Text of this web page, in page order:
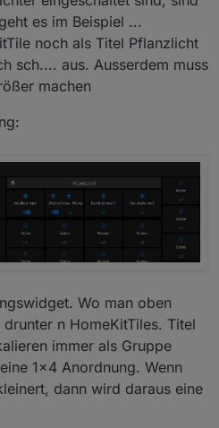
es im Beispiel ...
noch als Titel Pflanzlicht
sch.... aus. Ausserdem muss
machen
Wo man oben
n HomeKitTiles. Titel
immer als Gruppe
1x4 Anordnung. Wenn
dann wird daraus eine